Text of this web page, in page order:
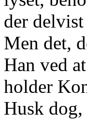
der delvist
Men det,
Han ved
holder
Husk dog,